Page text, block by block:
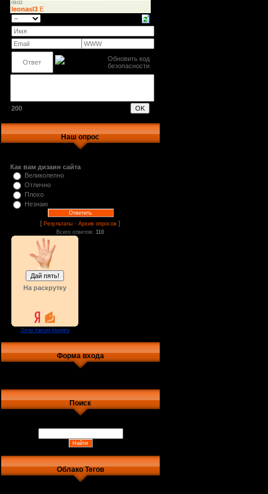
200
Наш опрос
Как вам дизаин сайта
Великолепно
Отлично
Плохо
Незнаю
[Результаты ·Архив опросов ]
Всего ответов:110
На раскрутку
Форма входа
Поиск
Облако Тегов